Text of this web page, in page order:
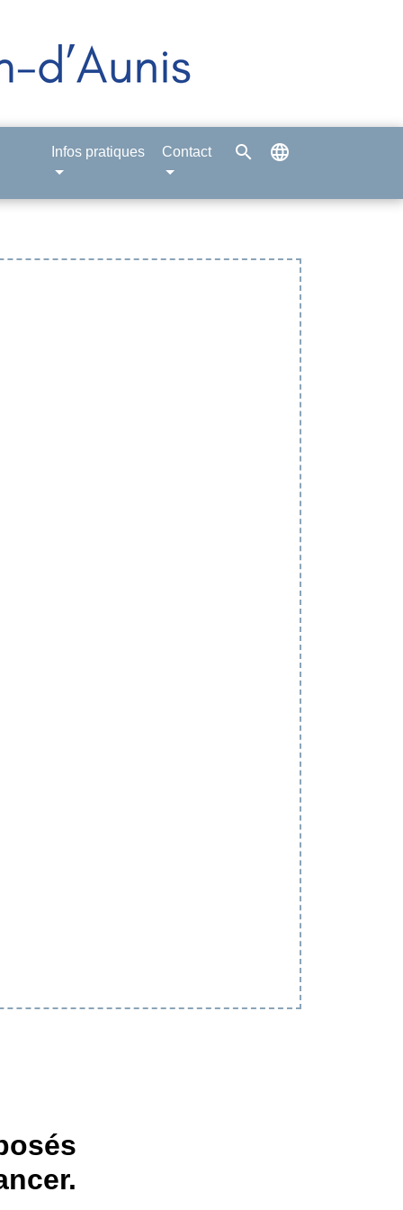
Infos pratiques Contact search language